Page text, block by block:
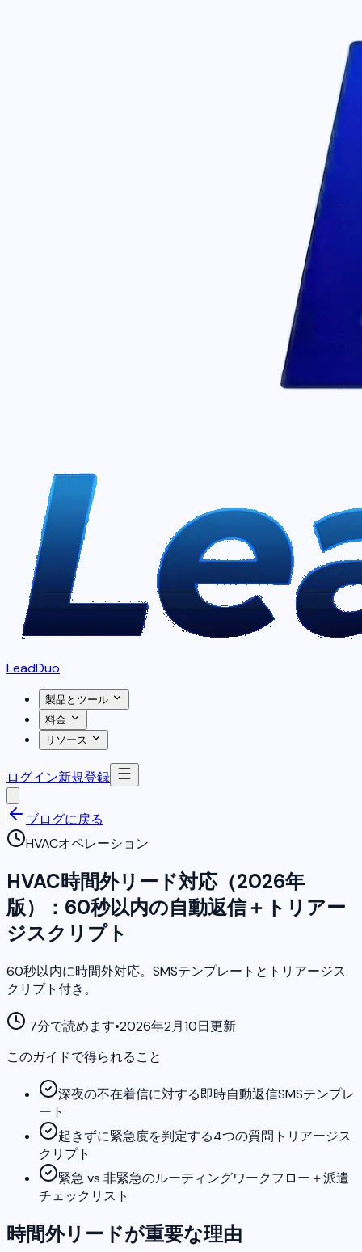
LeadDuo
製品とツール
料金
リソース
ログイン新規登録
ブログに戻る
HVACオペレーション
HVAC時間外リード対応（2026年
版）：60秒以内の自動返信＋トリアー
ジスクリプト
60秒以内に時間外対応。SMSテンプレートとトリアージス
クリプト付き。
7分で読めます•2026年2月10日更新
このガイドで得られること
深夜の不在着信に対する即時自動返信SMSテンプレ
ート
起きずに緊急度を判定する4つの質問トリアージス
クリプト
緊急 vs 非緊急のルーティングワークフロー＋派遣
チェックリスト
時間外リードが重要な理由